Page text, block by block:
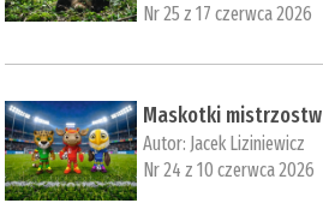
Nr 25 z 17 czerwca 2026
Maskotki mistrzostw
Autor: Jacek Liziniewicz
Nr 24 z 10 czerwca 2026